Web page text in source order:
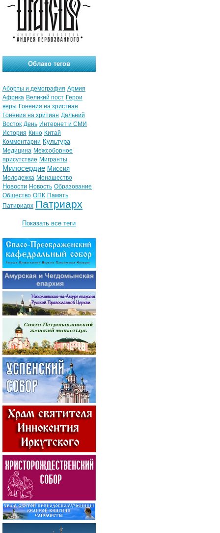
Облако тегов
Аборты и демография Армия
Африка Великий пост Герои
веры Гонения на христиан
Гонения на хритиан Дальний
Восток День Интернет и СМИ
История Кино Китай
Комментарии Культура
Медицина Межсоборное
присутствие Мигранты
Милосердие Миссия
Молодежка Монашество
Новости Новость Образование
Общество ОПК Память
Патириарх Патриарх
Показать все теги